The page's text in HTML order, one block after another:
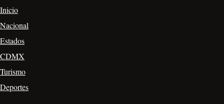
Inicio
Nacional
Estados
CDMX
Turismo
Deportes